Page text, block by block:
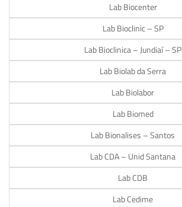
Lab Biocenter
Lab Bioclinic – SP
Lab Bioclinica – Jundiaí – SP
Lab Biolab da Serra
Lab Biolabor
Lab Biomed
Lab Bionalises – Santos
Lab CDA – Unid Santana
Lab CDB
Lab Cedime